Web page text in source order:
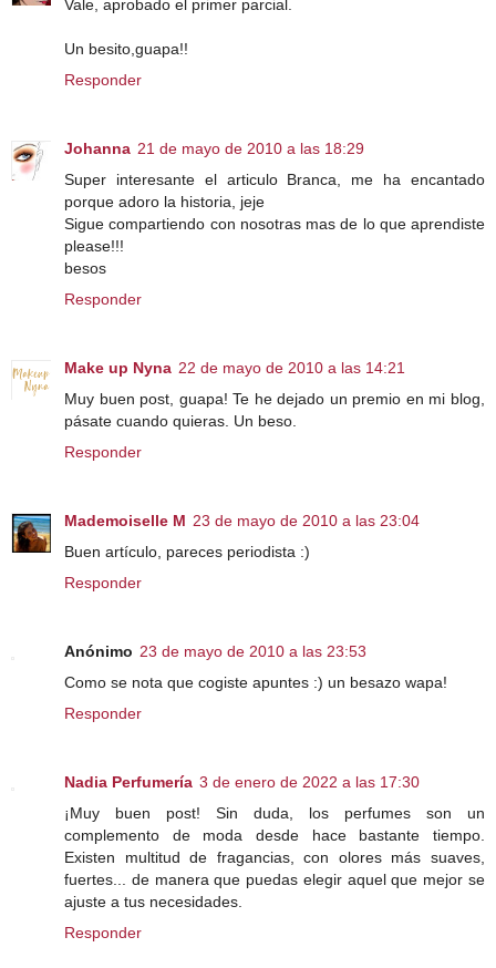
Vale, aprobado el primer parcial.
Un besito,guapa!!
Responder
Johanna 21 de mayo de 2010 a las 18:29
Super interesante el articulo Branca, me ha encantado
porque adoro la historia, jeje
Sigue compartiendo con nosotras mas de lo que aprendiste
please!!!
besos
Responder
Make up Nyna 22 de mayo de 2010 a las 14:21
Muy buen post, guapa! Te he dejado un premio en mi blog,
pásate cuando quieras. Un beso.
Responder
Mademoiselle M 23 de mayo de 2010 a las 23:04
Buen artículo, pareces periodista :)
Responder
Anónimo 23 de mayo de 2010 a las 23:53
Como se nota que cogiste apuntes :) un besazo wapa!
Responder
Nadia Perfumería 3 de enero de 2022 a las 17:30
¡Muy buen post! Sin duda, los perfumes son un
complemento de moda desde hace bastante tiempo.
Existen multitud de fragancias, con olores más suaves,
fuertes... de manera que puedas elegir aquel que mejor se
ajuste a tus necesidades.
Responder